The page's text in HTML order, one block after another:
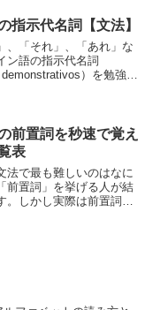
指示代名詞【文法】
、「それ」、「あれ」な
ン語の指示代名詞
demonstrativos）を勉強し
前置詞を秒速で覚え
表
法で最も難しいのはなに
前置詞」を挙げる人が結
。しかし実際は前置詞と